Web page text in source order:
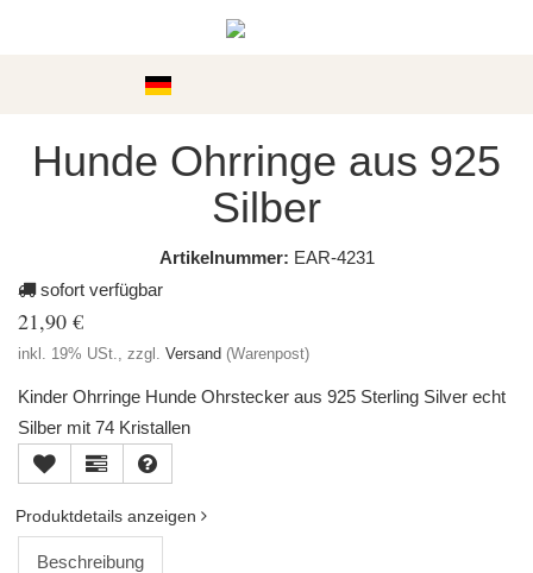
Hunde Ohrringe aus 925
Silber
Artikelnummer: EAR-4231
sofort verfügbar
21,90 €
inkl. 19% USt., zzgl. Versand (Warenpost)
Kinder Ohrringe Hunde Ohrstecker aus 925 Sterling Silver echt
Silber mit 74 Kristallen
Produktdetails anzeigen
Beschreibung